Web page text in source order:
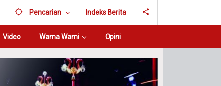
Pencarian Indeks Berita
Video Warna Warni Opini